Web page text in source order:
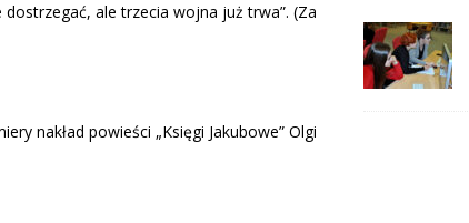
ale trzecia wojna już trwa”. (Za
nakład powieści „Księgi Jakubowe” Olgi